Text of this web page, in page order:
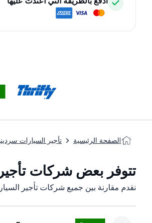
الصفحة الرئيسية تأجير السيارات
تتوفر بعض شركات تأجير
نقدم مقارنة بين جميع شركات تأجير